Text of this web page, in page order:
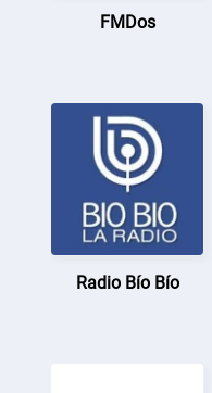
FMDos
Radio Bío Bío